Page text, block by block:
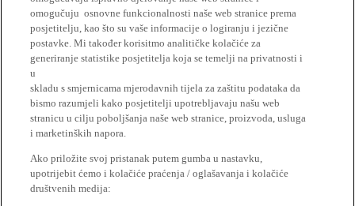
omogučuju osnovne funkcionalnosti naše web stranice prema
posjetitelju, kao što su vaše informacije o logiranju i jezične
postavke. Mi također korisitmo analitičke kolačiće za
generiranje statistike posjetitelja koja se temelji na privatnosti i
u
skladu s smjernicama mjerodavnih tijela za zaštitu podataka da
bismo razumjeli kako posjetitelji upotrebljavaju našu web
stranicu u cilju poboljšanja naše web stranice, proizvoda, usluga
i marketinških napora.
Ako priložite svoj pristanak putem gumba u nastavku,
upotrijebit ćemo i kolačiće praćenja / oglašavanja i kolačiće
društvenih medija: